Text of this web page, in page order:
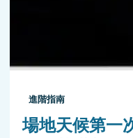
進階指南
場地天候第一